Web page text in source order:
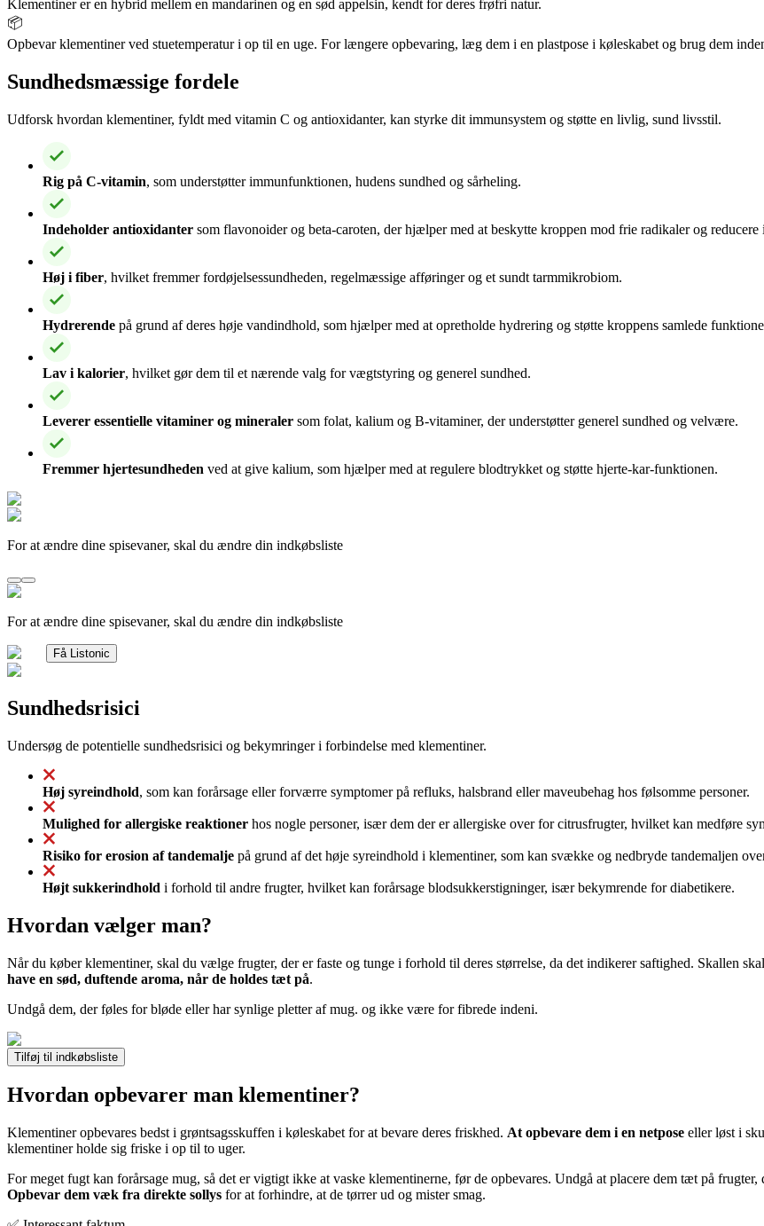
Klementiner er en hybrid mellem en mandarinen og en sød appelsin, kendt for deres frøfri natur.
📦
Opbevar klementiner ved stuetemperatur i op til en uge. For længere opbevaring, læg dem i en plastpose i køleskabet og brug dem
Sundhedsmæssige fordele
Udforsk hvordan klementiner, fyldt med vitamin C og antioxidanter, kan styrke dit immunsystem og støtte en livlig, sund livsstil.
Rig på C-vitamin, som understøtter immunfunktionen, hudens sundhed og sårheling.
Indeholder antioxidanter som flavonoider og beta-caroten, der hjælper med at beskytte kroppen mod frie radikaler og reducere
Høj i fiber, hvilket fremmer fordøjelsessundheden, regelmæssige afføringer og et sundt tarmmikrobiom.
Hydrerende på grund af deres høje vandindhold, som hjælper med at opretholde hydrering og støtte kroppens samlede
Lav i kalorier, hvilket gør dem til et nærende valg for vægtstyring og generel sundhed.
Leverer essentielle vitaminer og mineraler som folat, kalium og B-vitaminer, der understøtter generel sundhed og velvære.
Fremmer hjertesundheden ved at give kalium, som hjælper med at regulere blodtrykket og støtte hjerte-kar-funktionen.
For at ændre dine spisevaner, skal du ændre din indkøbsliste
For at ændre dine spisevaner, skal du ændre din indkøbsliste
Få Listonic
Sundhedsrisici
Undersøg de potentielle sundhedsrisici og bekymringer i forbindelse med klementiner.
Høj syreindhold, som kan forårsage eller forværre symptomer på refluks, halsbrand eller maveubehag hos følsomme personer.
Mulighed for allergiske reaktioner hos nogle personer, især dem der er allergiske over for citrusfrugter, hvilket kan medføre
Risiko for erosion af tandemalje på grund af det høje syreindhold i klementiner, som kan svække og nedbryde tandemaljen
Højt sukkerindhold i forhold til andre frugter, hvilket kan forårsage blodsukkerstigninger, især bekymrende for diabetikere.
Hvordan vælger man?
Når du køber klementiner, skal du vælge frugter, der er faste og tunge i forhold til deres størrelse, da det indikerer saftighed. Skallen
have en sød, duftende aroma, når de holdes tæt på.
Undgå dem, der føles for bløde eller har synlige pletter af mug. og ikke være for fibrede indeni.
Tilføj til indkøbsliste
Hvordan opbevarer man klementiner?
Klementiner opbevares bedst i grøntsagsskuffen i køleskabet for at bevare deres friskhed. At opbevare dem i en netpose eller løst i
klementiner holde sig friske i op til to uger.
For meget fugt kan forårsage mug, så det er vigtigt ikke at vaske klementinerne, før de opbevares. Undgå at placere dem tæt på
Opbevar dem væk fra direkte sollys for at forhindre, at de tørrer ud og mister smag.